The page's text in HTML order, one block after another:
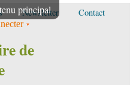
principal
Newsletter Contact
de